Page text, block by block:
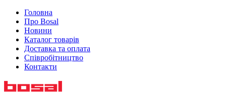
Головна
Про Bosal
Новини
Каталог товарів
Доставка та оплата
Співробітництво
Контакти